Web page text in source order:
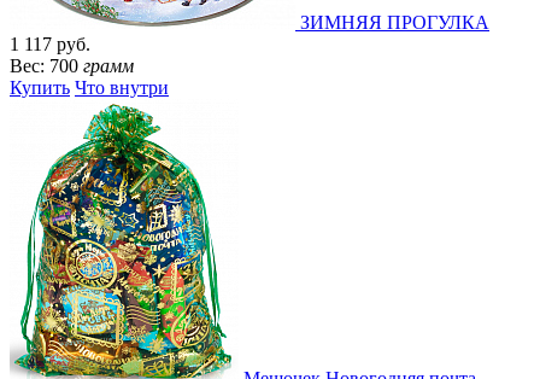
ЗИМНЯЯ ПРОГУЛКА
1 117 руб.
Вес: 700 грамм
Купить Что внутри